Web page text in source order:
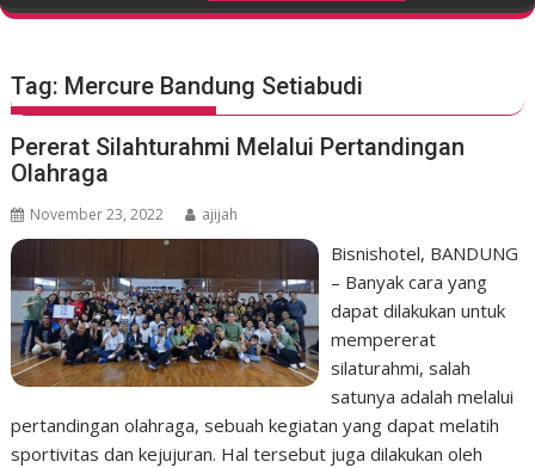
t
Tag: Mercure Bandung Setiabudi
Pererat Silahturahmi Melalui Pertandingan
Olahraga
November 23, 2022 ajijah
Bisnishotel, BANDUNG
– Banyak cara yang
dapat dilakukan untuk
mempererat
silaturahmi, salah
satunya adalah melalui
pertandingan olahraga, sebuah kegiatan yang dapat melatih
sportivitas dan kejujuran. Hal tersebut juga dilakukan oleh